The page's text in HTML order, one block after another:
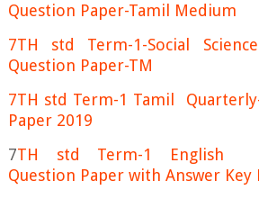
Question Paper-Tamil Medium
7TH std Term-1-Social
Question Paper-TM
7TH std Term-1 Tamil
Paper 2019
7TH std Term-1 English
Question Paper with Answer Key